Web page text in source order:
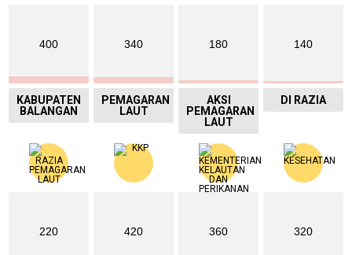
400
KABUPATEN
BALANGAN
340
PEMAGARAN
LAUT
180
AKSI
PEMAGARAN
LAUT
140
DI RAZIA
220 420 360 320